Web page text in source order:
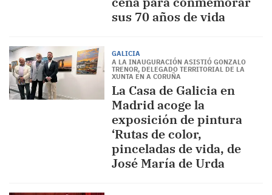
sus 70 años de vida
GALICIA
A LA INAUGURACIÓN ASISTIÓ GONZALO
TRENOR, DELEGADO TERRITORIAL DE LA
XUNTA EN A CORUÑA
La Casa de Galicia en
Madrid acoge la
exposición de pintura
‘Rutas de color,
pinceladas de vida, de
José María de Urda